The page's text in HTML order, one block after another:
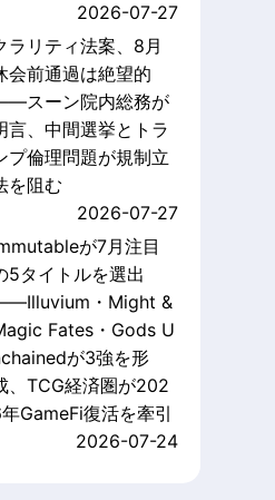
2026-07-27
ラリティ法案、8月
会前通過は絶望的
スーン院内総務が
言、中間選挙とトラ
プ倫理問題が規制立
を阻む
2026-07-27
が7月注目
5タイトルを選出
・Might &
Fates・Gods U
が3強を形
、TCG経済圏が202
GameFi復活を牽引
2026-07-24